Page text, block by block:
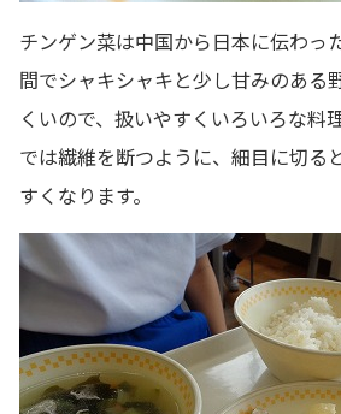
チンゲン菜は中国から日本に伝わっ
間でシャキシャキと少し甘みのある
くいので、扱いやすくいろいろな料
では繊維を断つように、細目に切る
すくなります。